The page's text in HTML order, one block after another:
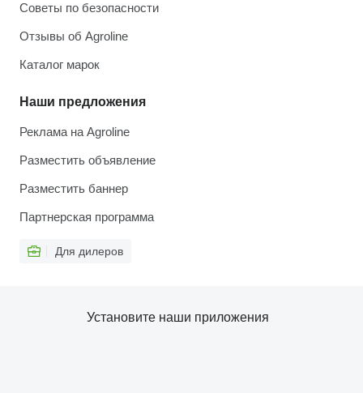
Советы по безопасности
Отзывы об Agroline
Каталог марок
Наши предложения
Реклама на Agroline
Разместить объявление
Разместить баннер
Партнерская программа
Для дилеров
Установите наши приложения